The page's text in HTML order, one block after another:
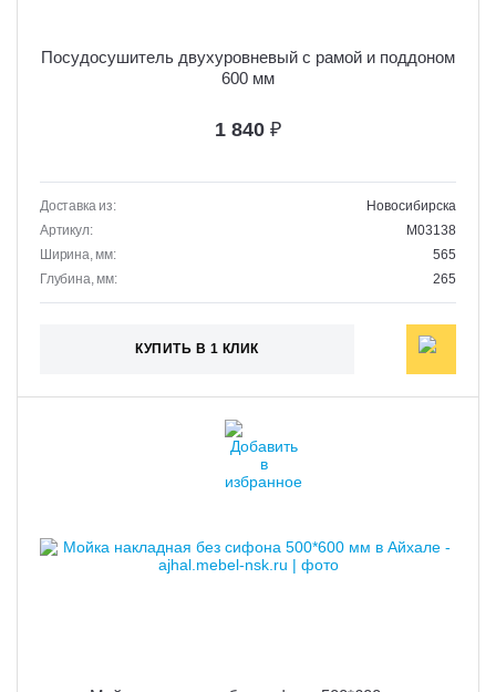
Посудосушитель двухуровневый с рамой и поддоном
600 мм
1 840 ₽
Доставка из:
Новосибирска
Артикул:
M03138
Ширина, мм:
565
Глубина, мм:
265
КУПИТЬ В 1 КЛИК